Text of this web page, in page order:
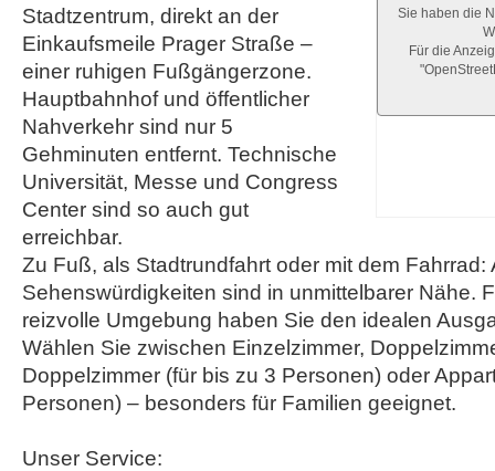
Sie haben die
Für die
Stadtzentrum, direkt an der
Einkaufsmeile Prager Straße –
einer ruhigen Fußgängerzone.
Hauptbahnhof und öffentlicher
Nahverkehr sind nur 5
Gehminuten entfernt. Technische
Universität, Messe und Congress
Center sind so auch gut
erreichbar.
Zu Fuß, als Stadtrundfahrt oder mit dem Fahrrad:
Sehenswürdigkeiten sind in unmittelbarer Nähe.
reizvolle Umgebung haben Sie den idealen
Wählen Sie zwischen Einzelzimmer,
Doppelzimmer (für bis zu 3 Personen) oder
Personen) – besonders für Familien geeignet.
Unser Service: